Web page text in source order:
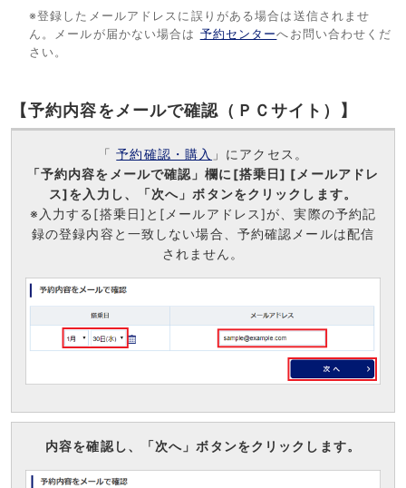
※登録したメールアドレスに誤りがある場合は送信されませ
ん。メールが届かない場合は 予約センターへお問い合わせくだ
さい。
【予約内容をメールで確認（ＰＣサイト）】
「予約確認・購入 」にアクセス。
「予約内容をメールで確認」欄に[搭乗日] [メールアドレ
ス]を入力し、「次へ」ボタンをクリックします。
※入力する[搭乗日]と[メールアドレス]が、実際の予約記
録の登録内容と一致しない場合、予約確認メールは配信
されません。
内容を確認し、「次へ」ボタンをクリックします。